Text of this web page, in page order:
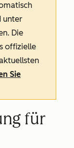
unter
Die
offizielle
Sie
für